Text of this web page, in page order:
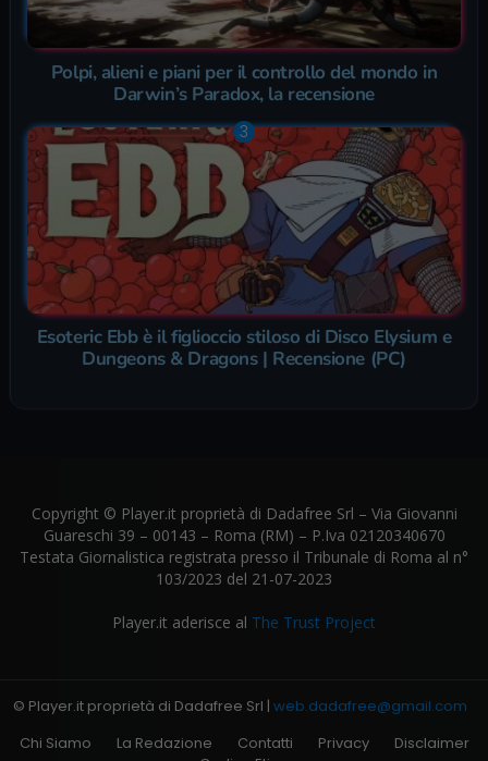
Polpi, alieni e piani per il controllo del mondo in
Darwin’s Paradox, la recensione
Esoteric Ebb è il figlioccio stiloso di Disco Elysium e
Dungeons & Dragons | Recensione (PC)
Copyright © Player.it proprietà di Dadafree Srl – Via Giovanni
Guareschi 39 – 00143 – Roma (RM) – P.Iva 02120340670
Testata Giornalistica registrata presso il Tribunale di Roma al n°
103/2023 del 21-07-2023
Player.it aderisce al The Trust Project
© Player.it proprietà di Dadafree Srl | web.dadafree@gmail.com
Chi Siamo
La Redazione Contatti Privacy
Disclaimer